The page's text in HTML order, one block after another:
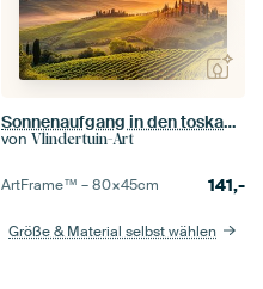
Sonnenaufgang in den toskanischen Weinbergen
von Vlindertuin-Art
ArtFrame™ –80×45cm 141,-
Größe & Material selbst wählen